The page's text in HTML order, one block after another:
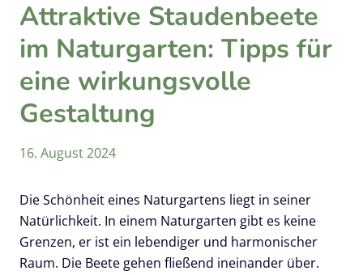
Attraktive Staudenbeete
im Naturgarten: Tipps für
eine wirkungsvolle
Gestaltung
16. August 2024
Die Schönheit eines Naturgartens liegt in seiner
Natürlichkeit. In einem Naturgarten gibt es keine
Grenzen, er ist ein lebendiger und harmonischer
Raum. Die Beete gehen fließend ineinander über.